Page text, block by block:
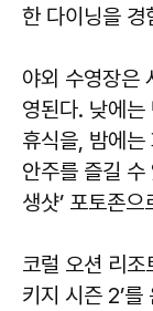
한 다이닝을 경
야외 수영장은
영된다. 낮에는
휴식을, 밤에
안주를 즐길 수
생샷’ 포토존
코럴 오션 리조
키지 시즌 2’